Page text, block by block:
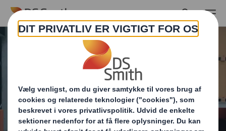
Skip to main content